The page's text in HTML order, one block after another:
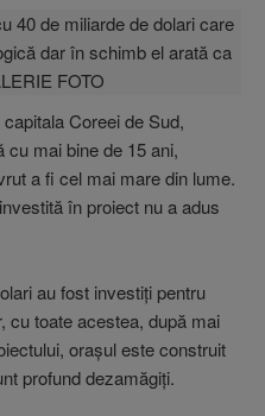
Coreei de Sud,
mai bine de 15 ani,
a fi cel mai mare din lume.
în proiect nu a adus
au fost investiţi pentru
cu toate acestea, după mai
oraşul este construit
profund dezamăgiţi.